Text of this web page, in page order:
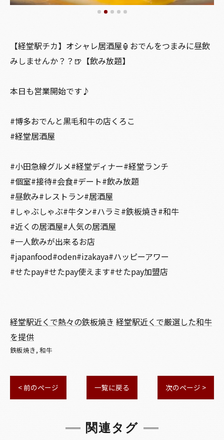
【経堂駅チカ】オシャレ居酒屋🏮おでんをつまみに昼飲
みしませんか？？🍺【飲み放題】
本日も営業開始です♪
#博多おでんと黒毛和牛の店くろこ
#経堂居酒屋
#小田急線グルメ#経堂ディナー#経堂ランチ
#個室#接待#会食#デート#飲み放題
#昼飲み#レストラン#居酒屋
#しゃぶしゃぶ#牛タン#ハラミ#鉄板焼き#和牛
#近くの居酒屋#人気の居酒屋
#一人飲みが出来るお店
#japanfood#oden#izakaya#ハッピーアワー
#せたpay#せたpay使えます#せたpay加盟店
経堂駅近くで熱々の鉄板焼き 経堂駅近くで厳選した和牛
を提供
鉄板焼き 和牛
< 前のページ 一覧に戻る 次のページ >
関連タグ